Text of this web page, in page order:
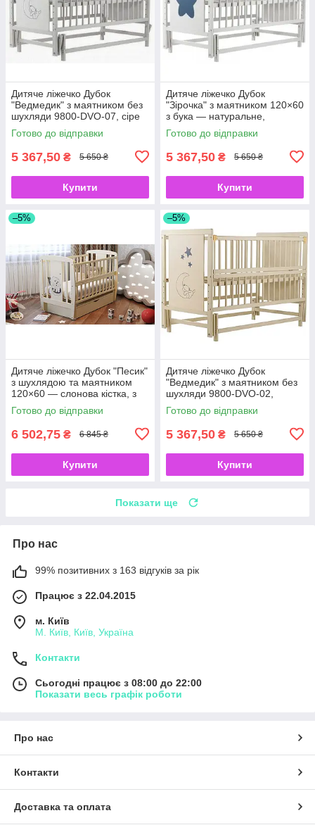
Дитяче ліжечко Дубок
"Ведмедик" з маятником без
шухляди 9800-DVO-07, сіре
120×60
Готово до відправки
5 367,50 ₴ 5 650 ₴
Купити
Дитяче ліжечко Дубок
"Зірочка" з маятником 120×60
з бука — натуральне,
ортопедичне дно білий з
маятником білий
Готово до відправки
5 367,50 ₴ 5 650 ₴
Купити
–5%
Дитяче ліжечко Дубок "Песик"
з шухлядою та маятником
120×60 — слонова кістка, з
бука
Готово до відправки
6 502,75 ₴ 6 845 ₴
Купити
–5%
Дитяче ліжечко Дубок
"Ведмедик" з маятником без
шухляди 9800-DVO-02,
слонова кістка 120×60
Готово до відправки
5 367,50 ₴ 5 650 ₴
Купити
Показати ще
Про нас
99% позитивних з 163 відгуків за рік
Працює з 22.04.2015
м. Київ
М. Київ, Київ, Україна
Контакти
Сьогодні працює з 08:00 до 22:00
Показати весь графік роботи
Про нас
Контакти
Доставка та оплата